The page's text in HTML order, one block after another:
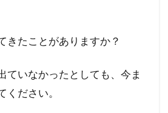
きたことがありますか？
ていなかったとしても、今ま
ください。